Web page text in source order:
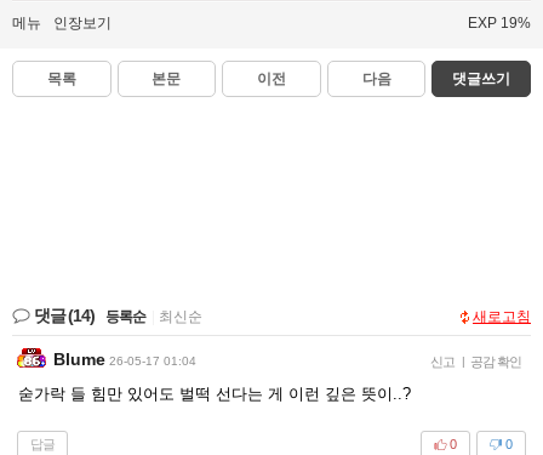
메뉴 인장보기 EXP 19%
목록 본문 이전 다음 댓글쓰기
댓글(14) 등록순 최신순 새로고침
Blume 26-05-17 01:04 신고 | 공감 확인
숟가락 들 힘만 있어도 벌떡 선다는 게 이런 깊은 뜻이..?
답글 0
0